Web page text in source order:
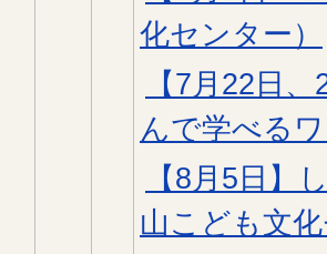
化センター）
【7月22日
んで学べる
【8月5日】
山こども文化